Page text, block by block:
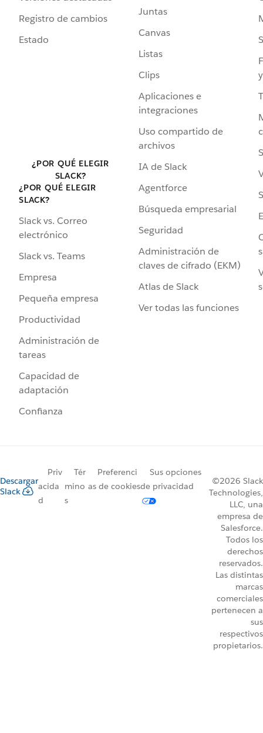
Registro de cambios
Estado
¿POR QUÉ ELEGIR
SLACK?
¿POR QUÉ ELEGIR
SLACK?
Slack vs. Correo
electrónico
Slack vs. Teams
Empresa
Pequeña empresa
Productividad
Administración de
tareas
Capacidad de
adaptación
Confianza
Juntas
Canvas
Listas
Clips
Aplicaciones e
integraciones
Uso compartido de
archivos
IA de Slack
Agentforce
Búsqueda empresarial
Seguridad
Administración de
claves de cifrado (EKM)
Atlas de Slack
Ver todas las funciones
Descargar
Slack
Priv
acida
d
Tér
mino
s
Preferenci
as de cookies
Sus opciones
de privacidad
©2026 Slack
Technologies,
LLC, una
empresa de
Salesforce.
Todos los
derechos
reservados.
Las distintas
marcas
comerciales
pertenecen a
sus
respectivos
propietarios.